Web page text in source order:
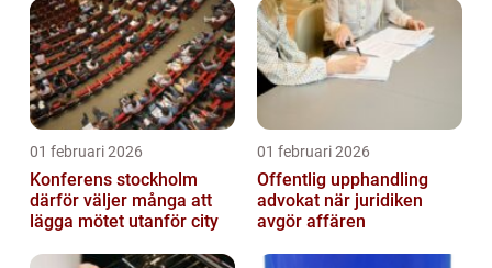
01 februari 2026
Konferens stockholm
därför väljer många att
lägga mötet utanför city
01 februari 2026
Offentlig upphandling
advokat när juridiken
avgör affären